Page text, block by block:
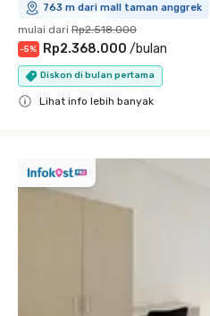
763 m dari mall taman anggrek
mulai dari Rp2.518.000
-5% Rp2.368.000 /bulan
Diskon di bulan pertama
Lihat info lebih banyak